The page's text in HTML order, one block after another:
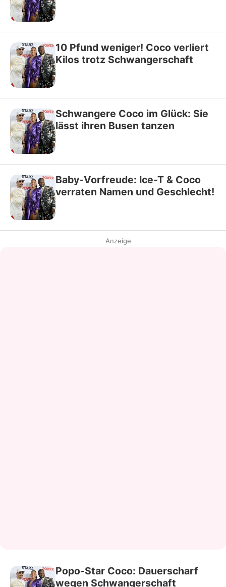
10 Pfund weniger! Coco verliert
Kilos trotz Schwangerschaft
Schwangere Coco im Glück: Sie
lässt ihren Busen tanzen
Baby-Vorfreude: Ice-T & Coco
verraten Namen und Geschlecht!
Anzeige
Popo-Star Coco: Dauerscharf
wegen Schwangerschaft